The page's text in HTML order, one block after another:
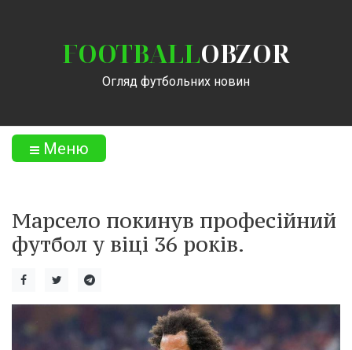
FOOTBALLOBZOR
Огляд футбольних новин
Меню
Марсело покинув професійний
футбол у віці 36 років.